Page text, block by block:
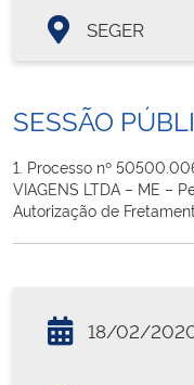
SEGER
SESSÃO
1. Processo nº
VIAGENS LTDA – ME –
Autorização de
18/02/